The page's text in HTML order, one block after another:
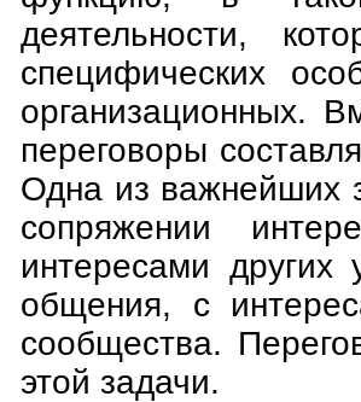
деятельности,
специфических
организационных.
переговоры
Одна из важнейших
сопряжении
интересами других
общения, с
сообщества.
этой задачи.